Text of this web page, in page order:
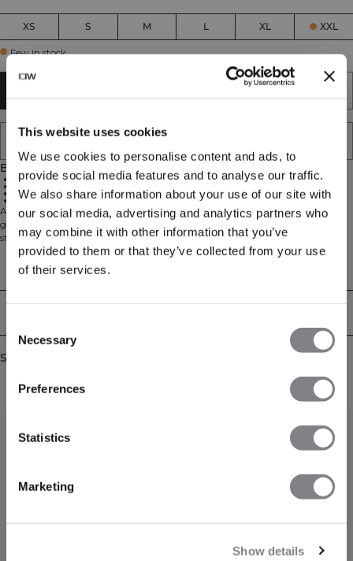
This website uses cookies
We use cookies to personalise content and ads, to
provide social media features and to analyse our traffic.
We also share information about your use of our site with
our social media, advertising and analytics partners who
may combine it with other information that you’ve
provided to them or that they’ve collected from your use
of their services.
Selection
Necessary
Preferences
Statistics
Marketing
Show details
XS S M L XL XXL
Few in stock
TILFØJ TIL ØNSKESKYEN
Beskrivelse
Blød modalblanding
Elastisk talje
55% polyester, 37% modal, 8% elastan
Afslappede lounge-shorts med en førsteklasses, smørblød håndfølelse. Den
glatte modalblanding føles ekstra blød og komfortabel mod huden med let
stretch – perfekt til hyggelige pauser, rejser eller lette opvarmninger. Elastisk
talje med justerbar, rund snøre med belagte ender giver en personlig pasform.
Den korte længde skaber en luftig, easygoing fornemmelse, og de diskrete
ICIW-detaljer fuldender det rene look i Contrast Collection. 55% polyester, 37%
modal, 8% elastan.
Technical Aspects
Similar products